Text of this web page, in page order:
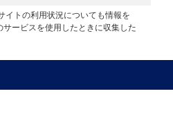
イトの利用状況についても情報を
ービスを使用したときに収集した